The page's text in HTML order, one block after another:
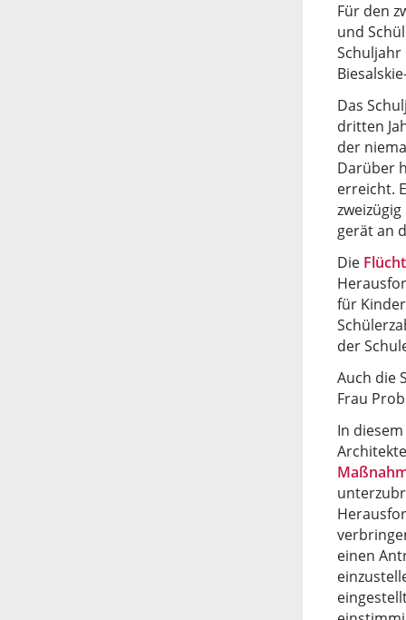
Für den
und
Das
dritten
der
Darüber
erreicht.
gerät an
Die
für
der
Auch die
Frau
In
einen